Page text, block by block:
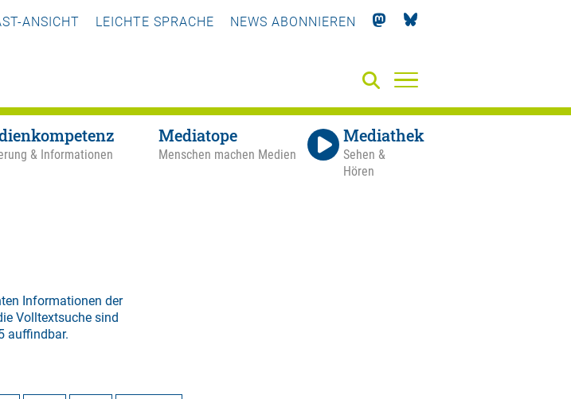
ANSICHT LEICHTE SPRACHE NEWS ABONNIEREN
& Informationen
Mediatope
Menschen machen Medien
Mediathek
Sehen &
Hören
Informationen der
Volltextsuche sind
auffindbar.